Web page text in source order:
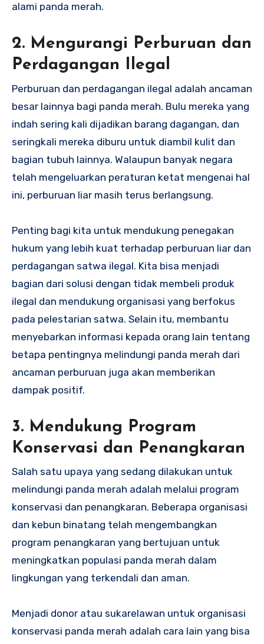
alami panda merah.
2. Mengurangi Perburuan dan
Perdagangan Ilegal
Perburuan dan perdagangan ilegal adalah ancaman
besar lainnya bagi panda merah. Bulu mereka yang
indah sering kali dijadikan barang dagangan, dan
seringkali mereka diburu untuk diambil kulit dan
bagian tubuh lainnya. Walaupun banyak negara
telah mengeluarkan peraturan ketat mengenai hal
ini, perburuan liar masih terus berlangsung.
Penting bagi kita untuk mendukung penegakan
hukum yang lebih kuat terhadap perburuan liar dan
perdagangan satwa ilegal. Kita bisa menjadi
bagian dari solusi dengan tidak membeli produk
ilegal dan mendukung organisasi yang berfokus
pada pelestarian satwa. Selain itu, membantu
menyebarkan informasi kepada orang lain tentang
betapa pentingnya melindungi panda merah dari
ancaman perburuan juga akan memberikan
dampak positif.
3. Mendukung Program
Konservasi dan Penangkaran
Salah satu upaya yang sedang dilakukan untuk
melindungi panda merah adalah melalui program
konservasi dan penangkaran. Beberapa organisasi
dan kebun binatang telah mengembangkan
program penangkaran yang bertujuan untuk
meningkatkan populasi panda merah dalam
lingkungan yang terkendali dan aman.
Menjadi donor atau sukarelawan untuk organisasi
konservasi panda merah adalah cara lain yang bisa